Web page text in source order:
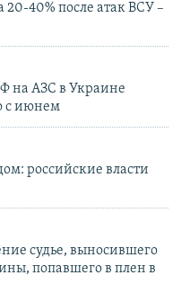
40% после атак ВСУ –
на АЗС в Украине
с июнем
российские власти
судье, выносившего
попавшего в плен в